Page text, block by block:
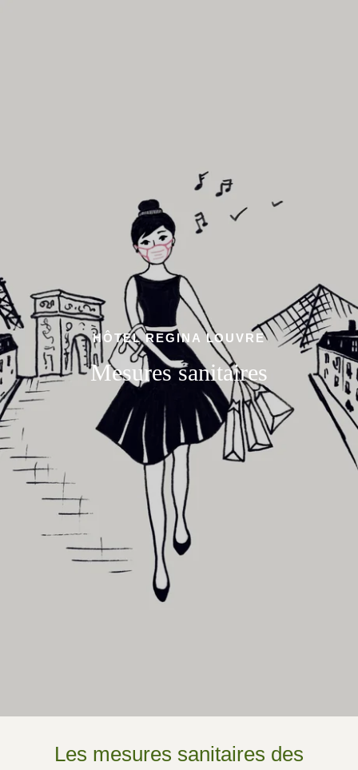
HÔTEL REGINA LOUVRE
Mesures sanitaires
Les mesures sanitaires des